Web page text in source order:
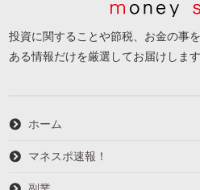
投資に関することや節税、お金の事
ある情報だけを厳選してお届けします
ホーム
マネスポ速報！